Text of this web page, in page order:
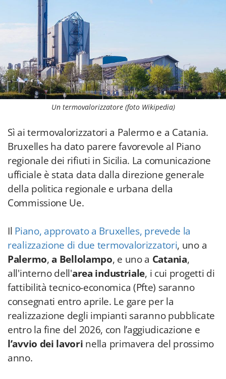
Un termovalorizzatore (foto Wikipedia)
Sì ai termovalorizzatori a Palermo e a Catania.
Bruxelles ha dato parere favorevole al Piano
regionale dei rifiuti in Sicilia. La comunicazione
ufficiale è stata data dalla direzione generale
della politica regionale e urbana della
Commissione Ue.
Il Piano, approvato a Bruxelles, prevede la
realizzazione di due termovalorizzatori, uno a
Palermo,a Bellolampo, e uno a Catania,
all'interno dell'area industriale, i cui progetti di
fattibilità tecnico-economica (Pfte) saranno
consegnati entro aprile. Le gare per la
realizzazione degli impianti saranno pubblicate
entro la fine del 2026, con l’aggiudicazione e
l’avvio dei lavori nella primavera del prossimo
anno.